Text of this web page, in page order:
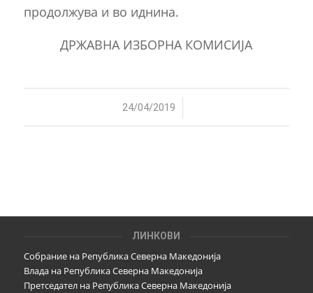
продолжува и во иднина.
ДРЖАВНА ИЗБОРНА КОМИСИЈА
24/04/2019
/
ЛИНКОВИ
Собрание на Република Северна Македонија
Влада на Република Северна Македонија
Претседател на Република Северна Македонија